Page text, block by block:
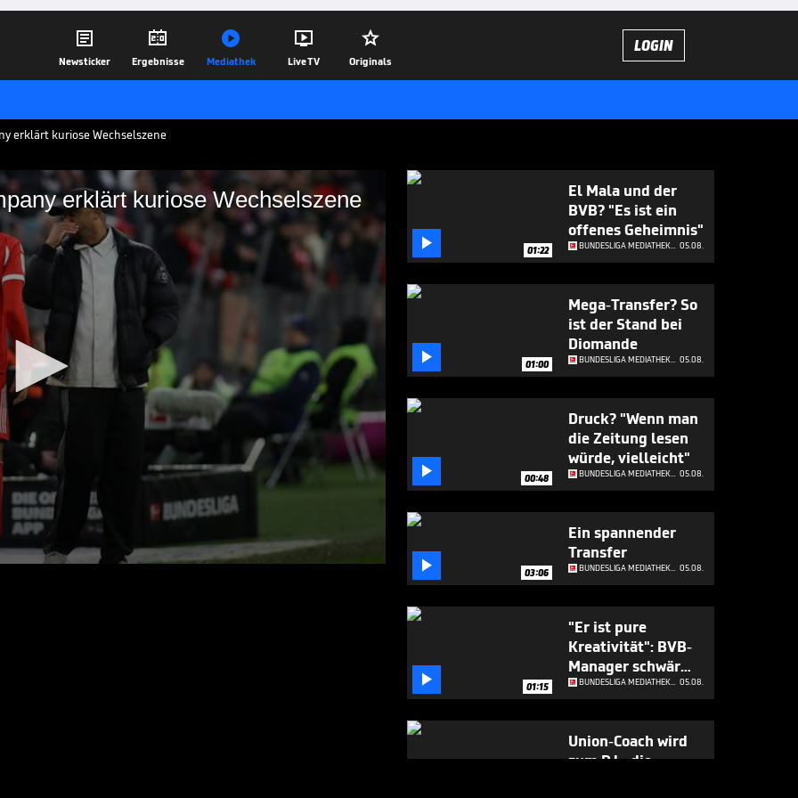

Newsticker

Ergebnisse

Mediathek

Live TV

Originals
LOGIN
erklärt kuriose Wechselszene
erklärt kuriose Wechselszene
Kompany erklärt
Leon Goretzka bereits früher das
Vincent Kompany beide nach dem
erklärte anschließend, wieso.
21.02.26
 01:22
El Mala und der
BVB? "Es ist ein
offenes Geheimnis"
BUNDESLIGA MEDIATHEK HIGHLIGHTS 05.08.
 01:00
Mega-Transfer? So
ist der Stand bei
Diomande
BUNDESLIGA MEDIATHEK HIGHLIGHTS 05.08.
 00:48
Druck? "Wenn man
die Zeitung lesen
würde, vielleicht"
BUNDESLIGA MEDIATHEK HIGHLIGHTS 05.08.
 03:06
Ein spannender
Transfer
BUNDESLIGA MEDIATHEK HIGHLIGHTS 05.08.
 01:15
"Er ist pure
Kreativität": BVB-
Manager schwärmt
von Neuzugang
BUNDESLIGA MEDIATHEK HIGHLIGHTS 05.08.
Union-Coach wird
zum DJ - die